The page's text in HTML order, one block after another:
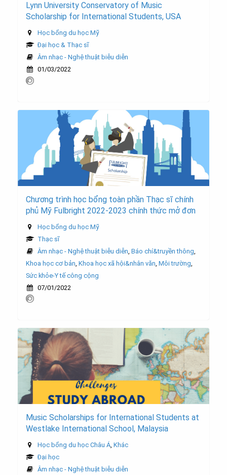
Lynn University Conservatory of Music
Scholarship for International Students, USA
Học bổng du học Mỹ
Đại học & Thạc sĩ
Âm nhạc - Nghệ thuật biễu diễn
01/03/2022
Chương trình học bổng toàn phần Thạc sĩ chính
phủ Mỹ Fulbright 2022-2023 chính thức mở đơn
Học bổng du học Mỹ
Thạc sĩ
Âm nhạc - Nghệ thuật biễu diễn Báo chí&truyền thông
Khoa học cơ bản Khoa học xã hội&nhân văn Môi trường
Sức khỏe-Y tế công cộng
07/01/2022
Music Scholarships for International Students at
Westlake International School, Malaysia
Học bổng du học Châu Á, Khác
Đại học
Âm nhạc - Nghệ thuật biễu diễn